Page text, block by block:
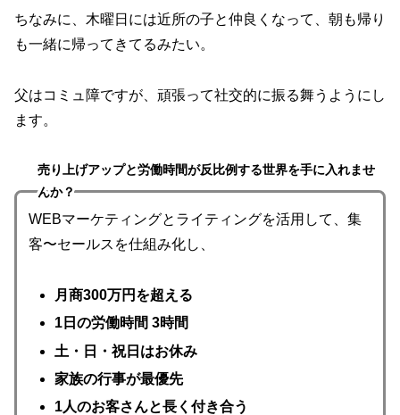
ちなみに、木曜日には近所の子と仲良くなって、朝も帰り
も一緒に帰ってきてるみたい。
父はコミュ障ですが、頑張って社交的に振る舞うようにし
ます。
売り上げアップと労働時間が反比例する世界を手に入れませ
んか？
WEBマーケティングとライティングを活用して、集
客〜セールスを仕組み化し、
月商300万円を超える
1日の労働時間 3時間
土・日・祝日はお休み
家族の行事が最優先
1人のお客さんと長く付き合う